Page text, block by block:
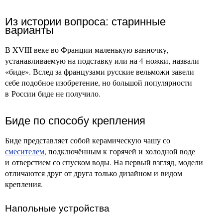
Из истории вопроса: старинные
варианты
В XVIII веке во Франции маленькую ванночку,
устанавливаемую на подставку или на 4 ножки, назвали
«биде». Вслед за французами русские вельможи завели
себе подобное изобретение, но большой популярности
в России биде не получило.
Биде по способу крепления
Биде представляет собой керамическую чашу со
смесителем, подключённым к горячей и холодной воде
и отверстием со спуском воды. На первый взгляд, модели
отличаются друг от друга только дизайном и видом
крепления.
Напольные устройства